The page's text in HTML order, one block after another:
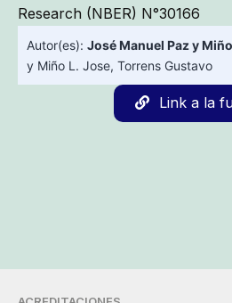
Research (NBER) N°30166
Autor(es): José Manuel Paz y Miño
y Miño L. Jose, Torrens Gustavo
Link a la